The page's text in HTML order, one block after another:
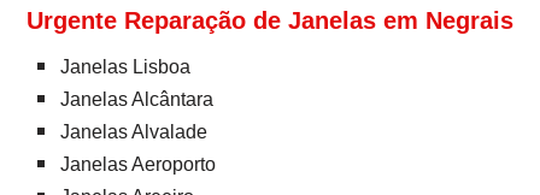
Urgente Reparação de Janelas em Negrais
Janelas Lisboa
Janelas Alcântara
Janelas Alvalade
Janelas Aeroporto